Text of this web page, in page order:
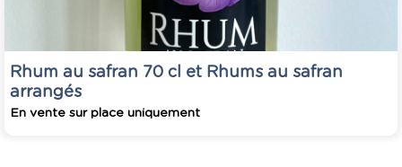
Rhum au safran 70 cl et Rhums au safran
arrangés
En vente sur place uniquement